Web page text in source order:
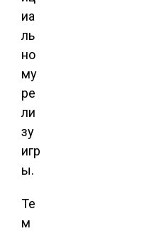
иа
ль
но
му
ре
ли
зу
игр
ы.
Те
м